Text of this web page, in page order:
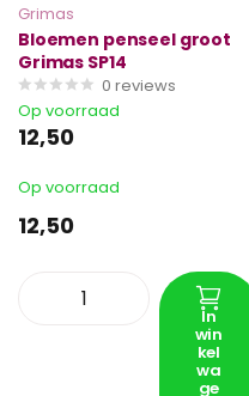
Grimas
Bloemen penseel groot
Grimas SP14
0 reviews
Op voorraad
12,50
Op voorraad
12,50
In
win
kel
wa
ge